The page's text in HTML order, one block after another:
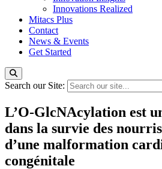
Innovations Realized
Mitacs Plus
Contact
News & Events
Get Started
Search our Site:
L’O-GlcNAcylation est
dans la survie des
d’une malformation
congénitale